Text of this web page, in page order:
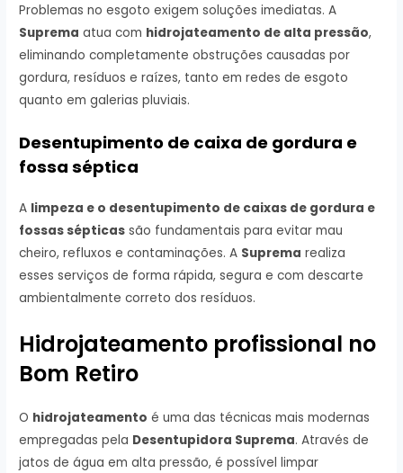
Problemas no esgoto exigem soluções imediatas. A
Suprema atua com hidrojateamento de alta pressão,
eliminando completamente obstruções causadas por
gordura, resíduos e raízes, tanto em redes de esgoto
quanto em galerias pluviais.
Desentupimento de caixa de gordura e
fossa séptica
A limpeza e o desentupimento de caixas de gordura e
fossas sépticas são fundamentais para evitar mau
cheiro, refluxos e contaminações. A Suprema realiza
esses serviços de forma rápida, segura e com descarte
ambientalmente correto dos resíduos.
Hidrojateamento profissional no
Bom Retiro
O hidrojateamento é uma das técnicas mais modernas
empregadas pela Desentupidora Suprema. Através de
jatos de água em alta pressão, é possível limpar